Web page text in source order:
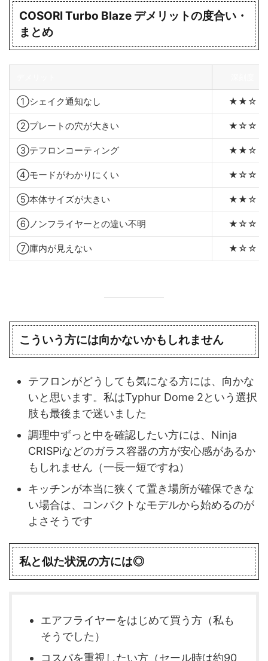
COSORI Turbo Blaze デメリットの度合い・
まとめ
①シェイク通知なし ★★☆
②プレートの穴が大きい ★☆☆
③テフロンコーティング ★★☆
④モードがわかりにくい ★☆☆
⑤本体サイズが大きい ★★☆
⑥ノンフライヤーとの違い不明 ★☆☆
⑦庫内が見えない ★☆☆
こういう方には向かないかもしれません
テフロンがどうしても気になる方には、向かな
いと思います。私はTyphur Dome 2という選択
肢も最後まで迷いました
調理中ずっと中を確認したい方には、Ninja
CRISPiなどのガラス容器の方が安心感があるか
もしれません（一長一短ですね）
キッチンが本当に狭くて置き場所が確保できな
い場合は、コンパクトなモデルから始めるのが
よさそうです
私と似た状況の方には◎
エアフライヤーをはじめて買う方（私も
そうでした）
コスパを重視したい方（セール時は約90